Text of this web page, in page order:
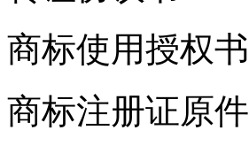
商标使用授权书
商标注册证原件